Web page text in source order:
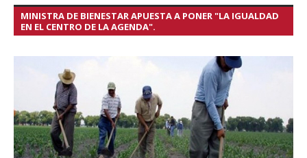
MINISTRA DE BIENESTAR APUESTA A PONER "LA IGUALDAD
EN EL CENTRO DE LA AGENDA".